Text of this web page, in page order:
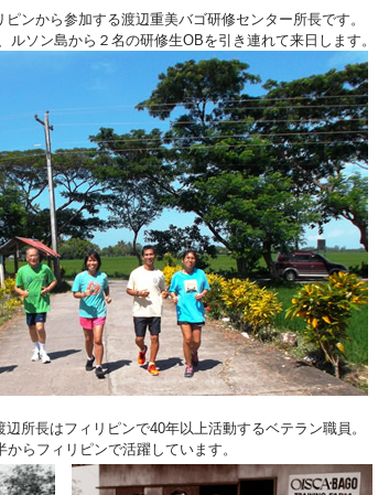
ンから参加する渡辺重美バゴ研修センター所長です。
ルソン島から２名の研修生OBを引き連れて来日します。
辺所長はフィリピンで40年以上活動するベテラン職員。
からフィリピンで活躍しています。